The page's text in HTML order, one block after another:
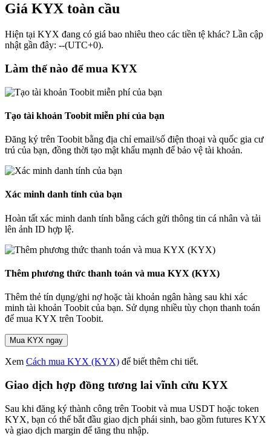
Giá KYX toàn cầu
Hiện tại KYX đang có giá bao nhiêu theo các tiền tệ khác? Lần cập
nhật gần đây: --(UTC+0).
Làm thế nào để mua KYX
Tạo tài khoản Toobit miễn phí của bạn
Đăng ký trên Toobit bằng địa chỉ email/số điện thoại và quốc gia cư
trú của bạn, đồng thời tạo mật khẩu mạnh để bảo vệ tài khoản.
Xác minh danh tính của bạn
Hoàn tất xác minh danh tính bằng cách gửi thông tin cá nhân và tải
lên ảnh ID hợp lệ.
Thêm phương thức thanh toán và mua KYX (KYX)
Thêm thẻ tín dụng/ghi nợ hoặc tài khoản ngân hàng sau khi xác
minh tài khoản Toobit của bạn. Sử dụng nhiều tùy chọn thanh toán
để mua KYX trên Toobit.
Mua KYX ngay
Xem Cách mua KYX (KYX) để biết thêm chi tiết.
Giao dịch hợp đồng tương lai vĩnh cửu KYX
Sau khi đăng ký thành công trên Toobit và mua USDT hoặc token
KYX, bạn có thể bắt đầu giao dịch phái sinh, bao gồm futures KYX
và giao dịch margin để tăng thu nhập.